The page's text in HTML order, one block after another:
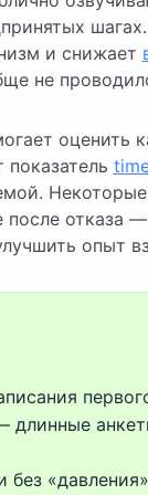
и снижает
не
оценить
показатель
отказа
опыт
длинные
без